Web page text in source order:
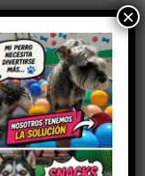
publicada. Los
×